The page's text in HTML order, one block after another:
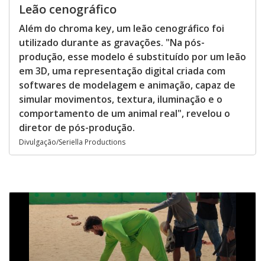
Leão cenográfico
Além do chroma key, um leão cenográfico foi
utilizado durante as gravações. "Na pós-
produção, esse modelo é substituído por um leão
em 3D, uma representação digital criada com
softwares de modelagem e animação, capaz de
simular movimentos, textura, iluminação e o
comportamento de um animal real", revelou o
diretor de pós-produção.
Divulgação/Seriella Productions